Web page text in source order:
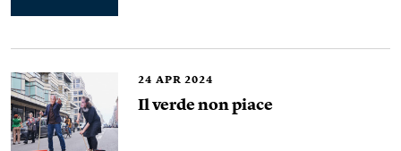
24 APR 2024
Il verde non piace